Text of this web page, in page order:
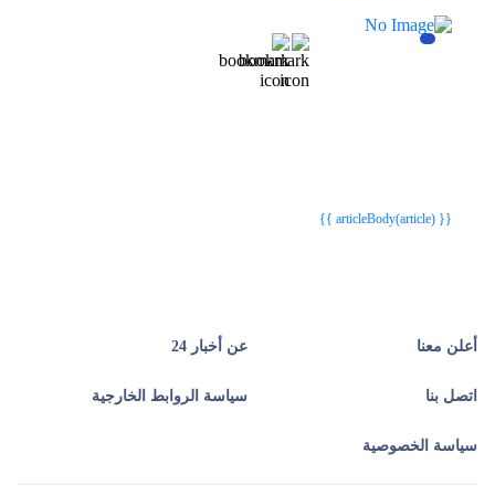
{{ articleBody(article) }}
أعلن معنا عن أخبار 24
اتصل بنا سياسة الروابط الخارجية
سياسة الخصوصية